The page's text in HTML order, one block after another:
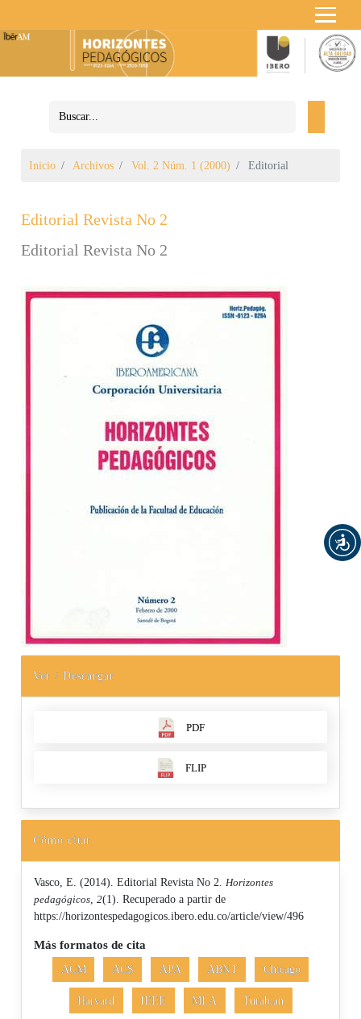
Inicio Archivos Vol. 2 Núm. 1 (2000) Editorial
Editorial Revista No 2
Editorial Revista No 2
Barra lateral del artículo
Ver / Descargar
PDF
FLIP
Cómo citar
Vasco, E. (2014). Editorial Revista No 2.Horizontes
pedagógicos,2(1). Recuperado a partir de
https://horizontespedagogicos.ibero.edu.co/article/view/496
Más formatos de cita
ACM ACS APA ABNT Chicago
Harvard IEEE MLA Turabian